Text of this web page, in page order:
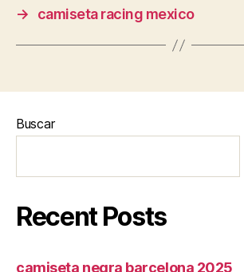
→
camiseta racing mexico
Buscar
Recent Posts
camiseta negra barcelona 2025